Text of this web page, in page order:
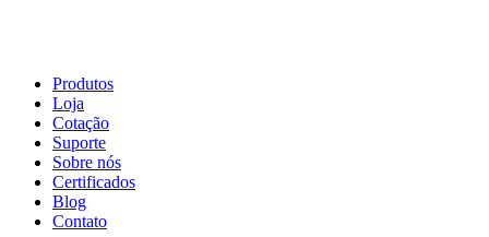
Produtos
Loja
Cotação
Suporte
Sobre nós
Certificados
Blog
Contato